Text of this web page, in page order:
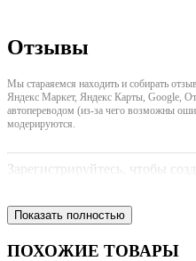
Отзывы
Мы стараяемся находить и собирать
Яндекс Маркет, Яндекс Карты, Google,
автопереводом (из-за чего возможны
модерируются.
Зарегистрируйтесь, чтобы
Показать полностью
ПОХОЖИЕ ТОВАРЫ